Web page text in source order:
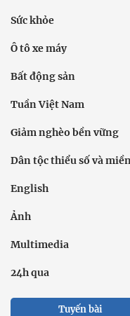
Sức khỏe
Ô tô xe máy
Bất động sản
Tuần Việt Nam
Giảm nghèo bền vững
Dân tộc thiểu số và
English
Ảnh
Multimedia
24h qua
Tuyến bài